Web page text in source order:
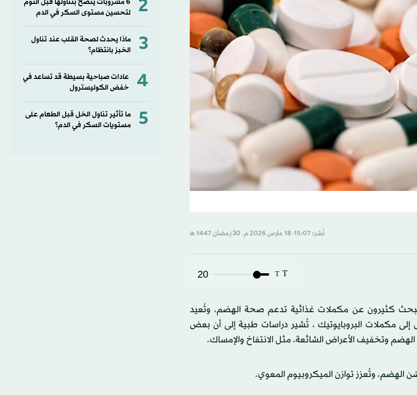
نُشر: 15:07-18 مارس 2026 م ـ 30 رَمضان 1447 هـ
T
T
20
كثيرون عن مكملات غذائية تدعم صحة الهضم، وتُعيد
إلى مكملات البروبايوتيك ، تُشير دراسات طبية إلى أن بعض
وتخفيف الأعراض الشائعة، مثل الانتفاخ والإمساك.
وتُعزز توازن الميكروبيوم المعوي.
2
لتحسين مستوى السكر في الدم
3
ماذا يحدث لصحة القلب عند تناول
الخبز بانتظام؟
4
عادات صباحية بسيطة قد تساعد في
خفض الكوليسترول
5
ما تأثير تناول الخل قبل الطعام على
مستويات السكر في الدم؟